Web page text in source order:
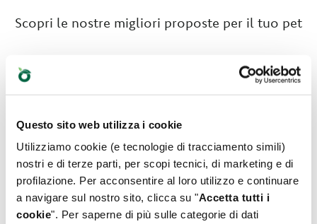
Questo sito web utilizza i cookie
Utilizziamo cookie (e tecnologie di tracciamento simili)
nostri e di terze parti, per scopi tecnici, di marketing e di
profilazione. Per acconsentire al loro utilizzo e continuare
a navigare sul nostro sito, clicca su "Accetta tutti i
cookie". Per saperne di più sulle categorie di dati
Scopri le nostre migliori proposte per il tuo pet